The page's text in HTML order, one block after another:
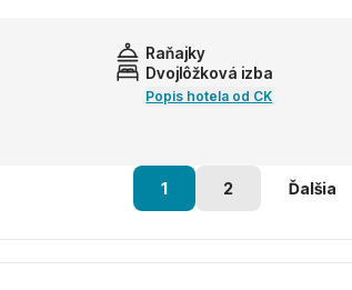
Raňajky
Dvojlôžková izba
Popis hotela od CK
1 2 Ďalšia